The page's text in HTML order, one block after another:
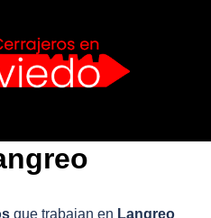
que trabajan en Langreo